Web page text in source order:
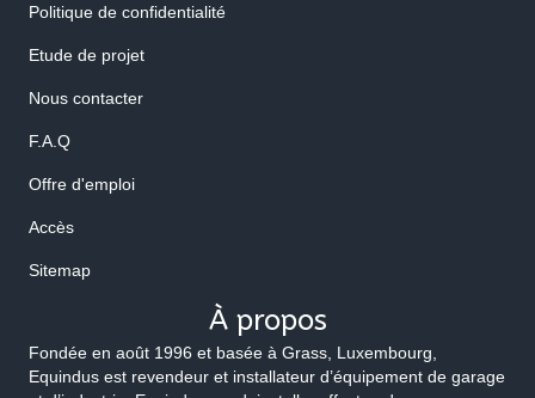
Politique de confidentialité
Etude de projet
Nous contacter
F.A.Q
Offre d'emploi
Accès
Sitemap
À propos
Fondée en août 1996 et basée à Grass, Luxembourg,
Equindus est revendeur et installateur d’équipement de garage